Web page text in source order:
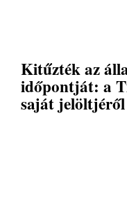
Kitűzték az
időpontját: a
saját jelöltjéről